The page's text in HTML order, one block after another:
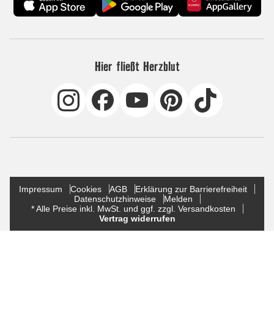
Hier fließt Herzblut
Impressum Cookies AGB
Erklärung zur Barrierefreiheit
Datenschutzhinweise
Melden
* Alle Preise inkl. MwSt. und ggf. zzgl. Versandkosten
Vertrag widerrufen